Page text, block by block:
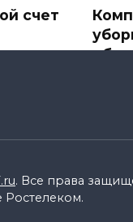
счет
. Все права
Ростелеком.